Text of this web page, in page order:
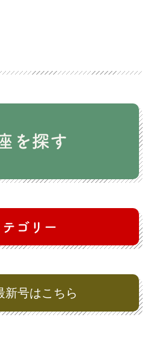
号はこちら